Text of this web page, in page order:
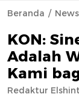
Beranda News
KON:
Adalah
Kami
Redaktur